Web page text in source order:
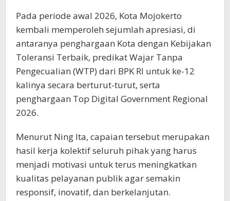
Pada periode awal 2026, Kota Mojokerto
kembali memperoleh sejumlah apresiasi, di
antaranya penghargaan Kota dengan Kebijakan
Toleransi Terbaik, predikat Wajar Tanpa
Pengecualian (WTP) dari BPK RI untuk ke-12
kalinya secara berturut-turut, serta
penghargaan Top Digital Government Regional
2026.
Menurut Ning Ita, capaian tersebut merupakan
hasil kerja kolektif seluruh pihak yang harus
menjadi motivasi untuk terus meningkatkan
kualitas pelayanan publik agar semakin
responsif, inovatif, dan berkelanjutan.